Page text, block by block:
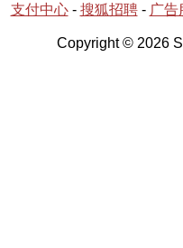
支付中心- 搜狐招聘- 广告
Copyright © 2026